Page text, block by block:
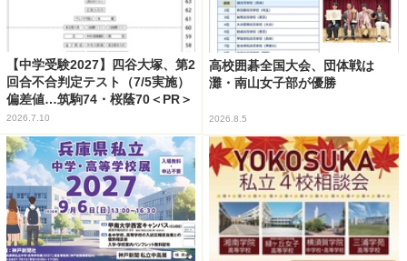
【中学受験2027】四谷大塚、第2
回合不合判定テスト（7/5実施）
偏差値…筑駒74・桜蔭70＜PR＞
2026.7.10
高校囲碁全国大会、団体戦は
灘・南山女子部が優勝
2026.8.5